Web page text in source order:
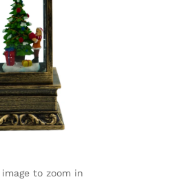
image to zoom in